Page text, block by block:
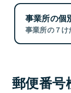
事業所の個
事業所の７け
郵便番号